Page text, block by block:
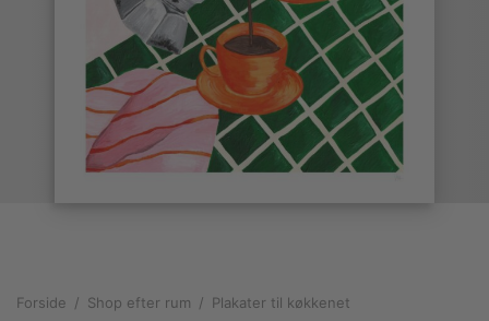
Forside / Shop efter rum / Plakater til køkkenet
i pastelfarver
plakater
til sommerhuset
med kvinder